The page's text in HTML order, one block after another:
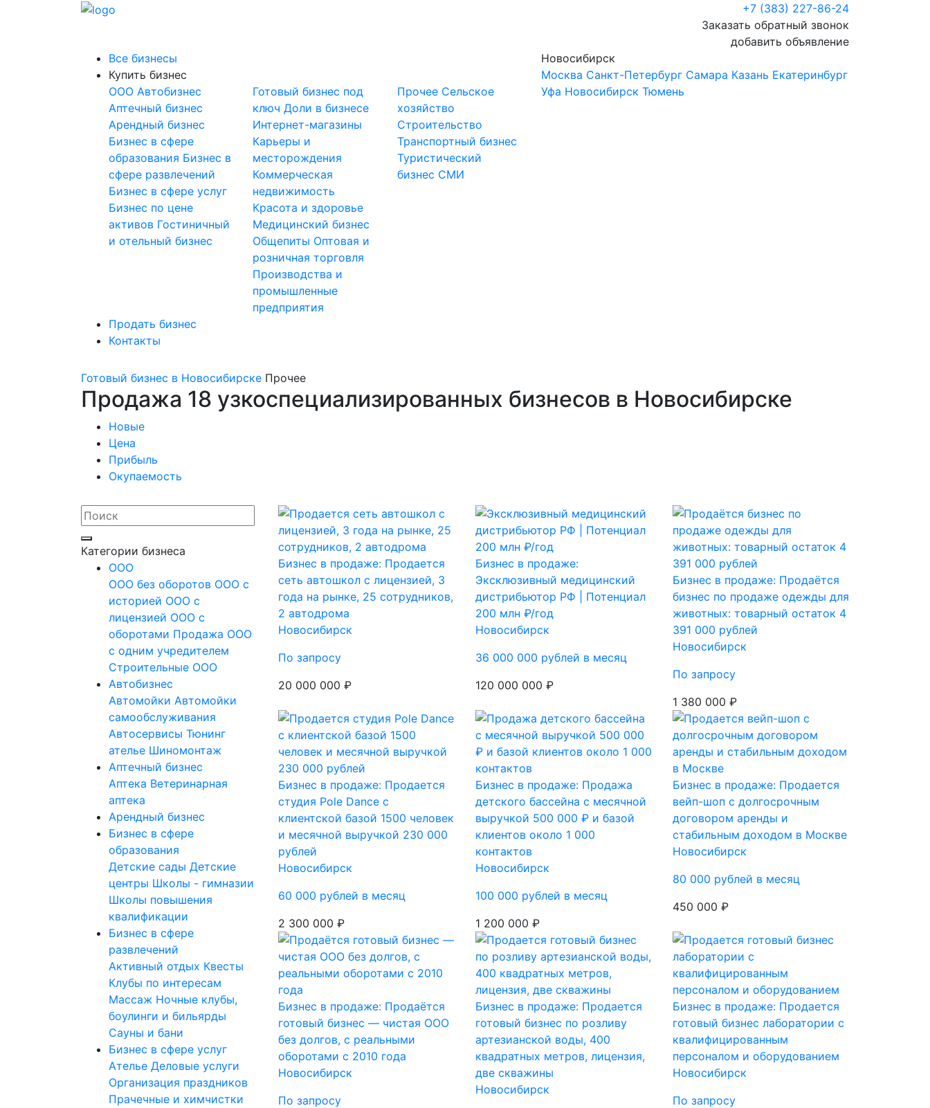
+7 (383) 227-86-24
Заказать обратный звонок
добавить объявление
Все бизнесы
Купить бизнес
OOO Автобизнес
Аптечный бизнес
Арендный бизнес
Бизнес в сфере
образования Бизнес в
сфере развлечений
Бизнес в сфере услуг
Бизнес по цене
активов Гостиничный
и отельный бизнес
Готовый бизнес под
ключДоли в бизнесе
Интернет-магазины
Карьеры и
месторождения
Коммерческая
недвижимость
Красота и здоровье
Медицинский бизнес
Общепиты Оптовая и
розничная торговля
Производства и
промышленные
предприятия
Прочее Сельское
хозяйство
Строительство
Транспортный бизнес
Туристический
бизнес СМИ
Продать бизнес
Контакты
Новосибирск
Москва Санкт-Петербург Самара Казань Екатеринбург
Уфа Новосибирск Тюмень
Готовый бизнес в Новосибирске Прочее
Продажа 18 узкоспециализированных бизнесов в Новосибирске
Новые
Цена
Прибыль
Окупаемость
Категории бизнеса
OOO
ООО без оборотов ООО с
историей ООО с
лицензией ООО с
оборотами Продажа ООО
с одним учредителем
Строительные ООО
Автобизнес
Автомойки Автомойки
самообслуживания
Автосервисы Тюнинг
ателье Шиномонтаж
Аптечный бизнес
Аптека Ветеринарная
аптека
Арендный бизнес
Бизнес в сфере
образования
Детские сады Детские
центры Школы - гимназии
Школы повышения
квалификации
Бизнес в сфере
развлечений
Активный отдых Квесты
Клубы по интересам
Массаж Ночные клубы,
боулинги и бильярды
Сауны и бани
Бизнес в сфере услуг
Ателье Деловые услуги
Организация праздников
Прачечные и химчистки
Бизнес в продаже: Продается
сеть автошкол с лицензией, 3
года на рынке, 25 сотрудников,
2 автодрома
Новосибирск
По запросу
20 000 000 ₽
Бизнес в продаже:
Эксклюзивный медицинский
дистрибьютор РФ | Потенциал
200 млн ₽/год
Новосибирск
36 000 000 рублей в месяц
120 000 000 ₽
Бизнес в продаже: Продаётся
бизнес по продаже одежды для
животных: товарный остаток 4
391 000 рублей
Новосибирск
По запросу
1 380 000 ₽
Бизнес в продаже: Продается
студия Pole Dance с
клиентской базой 1500 человек
и месячной выручкой 230 000
рублей
Новосибирск
60 000 рублей в месяц
2 300 000 ₽
Бизнес в продаже: Продажа
детского бассейна с месячной
выручкой 500 000 ₽ и базой
клиентов около 1 000
контактов
Новосибирск
100 000 рублей в месяц
1 200 000 ₽
Бизнес в продаже: Продается
вейп-шоп с долгосрочным
договором аренды и
стабильным доходом в Москве
Новосибирск
80 000 рублей в месяц
450 000 ₽
Бизнес в продаже: Продаётся
готовый бизнес — чистая ООО
без долгов, с реальными
оборотами с 2010 года
Новосибирск
По запросу
Бизнес в продаже: Продается
готовый бизнес по розливу
артезианской воды, 400
квадратных метров, лицензия,
две скважины
Новосибирск
Бизнес в продаже: Продается
готовый бизнес лаборатории с
квалифицированным
персоналом и оборудованием
Новосибирск
По запросу